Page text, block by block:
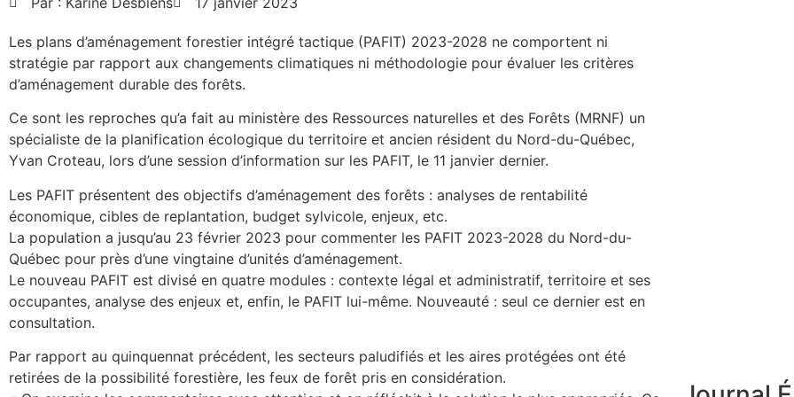
Les plans d’aménagement forestier intégré tactique (PAFIT) 2023-2028 ne comportent ni
stratégie par rapport aux changements climatiques ni méthodologie pour évaluer les critères
d’aménagement durable des forêts.
Ce sont les reproches qu’a fait au ministère des Ressources naturelles et des Forêts (MRNF) un
spécialiste de la planification écologique du territoire et ancien résident du Nord-du-Québec,
Yvan Croteau, lors d’une session d’information sur les PAFIT, le 11 janvier dernier.
Les PAFIT présentent des objectifs d’aménagement des forêts : analyses de rentabilité
économique, cibles de replantation, budget sylvicole, enjeux, etc.
La population a jusqu’au 23 février 2023 pour commenter les PAFIT 2023-2028 du Nord-du-
Québec pour près d’une vingtaine d’unités d’aménagement.
Le nouveau PAFIT est divisé en quatre modules : contexte légal et administratif, territoire et ses
occupantes, analyse des enjeux et, enfin, le PAFIT lui-même. Nouveauté : seul ce dernier est en
consultation.
Par rapport au quinquennat précédent, les secteurs paludifiés et les aires protégées ont été
retirées de la possibilité forestière, les feux de forêt pris en considération.